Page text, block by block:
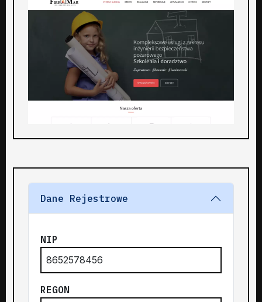
Dane Rejestrowe
NIP
8652578456
REGON